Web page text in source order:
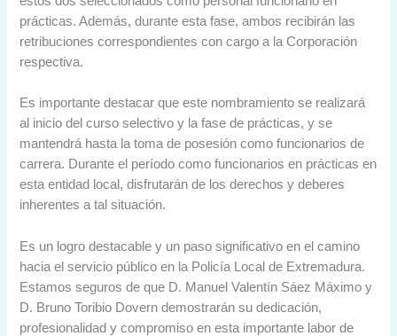
prácticas. Además, durante esta fase, ambos recibirán las
retribuciones correspondientes con cargo a la Corporación
respectiva.
Es importante destacar que este nombramiento se realizará
al inicio del curso selectivo y la fase de prácticas, y se
mantendrá hasta la toma de posesión como funcionarios de
carrera. Durante el período como funcionarios en prácticas en
esta entidad local, disfrutarán de los derechos y deberes
inherentes a tal situación.
Es un logro destacable y un paso significativo en el camino
hacia el servicio público en la Policía Local de Extremadura.
Estamos seguros de que D. Manuel Valentín Sáez Máximo y
D. Bruno Toribio Dovern demostrarán su dedicación,
profesionalidad y compromiso en esta importante labor de